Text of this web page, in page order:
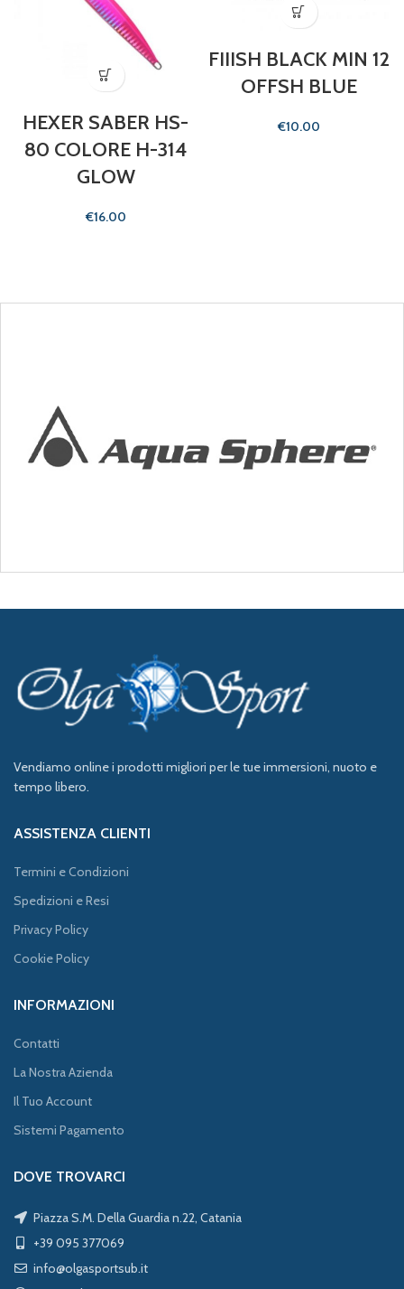
HEXER SABER HS-
80 COLORE H-314
GLOW
€
FIIISH BLACK MIN 12
OFFSH BLUE
€
Vendiamo online i prodotti migliori per le tue immersioni, nuoto e
tempo libero.
ASSISTENZA CLIENTI
Termini e Condizioni
Spedizioni e Resi
Privacy Policy
Cookie Policy
INFORMAZIONI
Contatti
La Nostra Azienda
Il Tuo Account
Sistemi Pagamento
DOVE TROVARCI
Piazza S.M. Della Guardia n.22, Catania
+39 095 377069
info@olgasportsub.it